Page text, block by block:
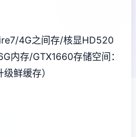
4G之间存/核显HD520
内存/GTX1660​存储空间​ ​：
鲜缓存）